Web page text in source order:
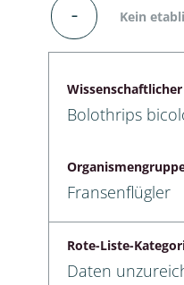
– Kein
Bolothrips
Fransenflügler
Rote-Liste-
Daten